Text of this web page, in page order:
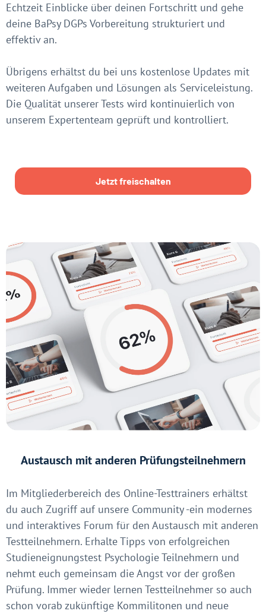
Echtzeit Einblicke über deinen Fortschritt und gehe
deine BaPsy DGPs Vorbereitung strukturiert und
effektiv an.
Übrigens erhältst du bei uns kostenlose Updates mit
weiteren Aufgaben und Lösungen als Serviceleistung.
Die Qualität unserer Tests wird kontinuierlich von
unserem Expertenteam geprüft und kontrolliert.
Jetzt freischalten
Austausch mit anderen Prüfungsteilnehmern
Im Mitgliederbereich des Online-Testtrainers erhältst
du auch Zugriff auf unsere Community -ein modernes
und interaktives Forum für den Austausch mit anderen
Testteilnehmern. Erhalte Tipps von erfolgreichen
Studieneignungstest Psychologie Teilnehmern und
nehmt euch gemeinsam die Angst vor der großen
Prüfung. Immer wieder lernen Testteilnehmer so auch
schon vorab zukünftige Kommilitonen und neue